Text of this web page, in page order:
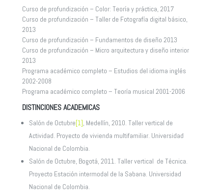
Curso de profundización – Color: Teoría y práctica, 2017
Curso de profundización – Taller de Fotografía digital básico,
2013
Curso de profundización – Fundamentos de diseño 2013
Curso de profundización – Micro arquitectura y diseño interior
2013
Programa académico completo – Estudios del idioma inglés
2002-2008
Programa académico completo – Teoría musical 2001-2006
DISTINCIONES ACADEMICAS
Salón de Octubre[1], Medellín, 2010. Taller vertical de
Actividad. Proyecto de vivienda multifamiliar. Universidad
Nacional de Colombia.
Salón de Octubre, Bogotá, 2011. Taller vertical de Técnica.
Proyecto Estación intermodal de la Sabana. Universidad
Nacional de Colombia.